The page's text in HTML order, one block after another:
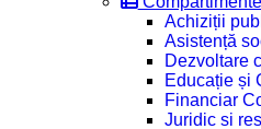
Achiziții
Asistență
Dezvoltare
Educație și
Financiar
Juridic si